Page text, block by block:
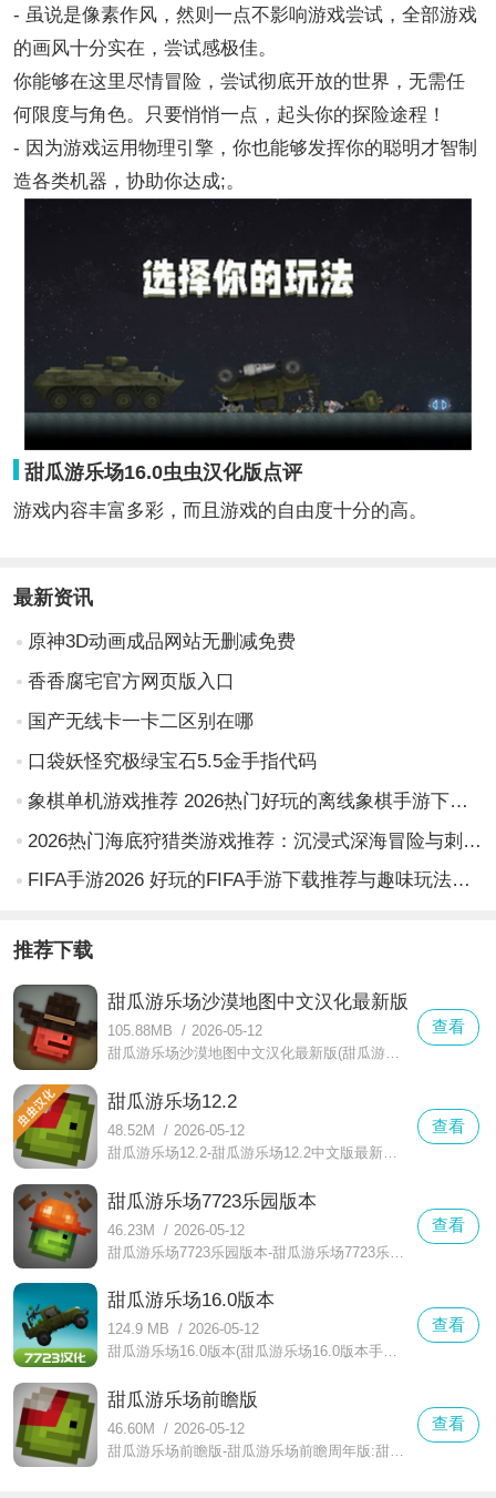
- 虽说是像素作风，然则一点不影响游戏尝试，全部游戏
的画风十分实在，尝试感极佳。
你能够在这里尽情冒险，尝试彻底开放的世界，无需任
何限度与角色。只要悄悄一点，起头你的探险途程！
- 因为游戏运用物理引擎，你也能够发挥你的聪明才智制
造各类机器，协助你达成;。
甜瓜游乐场16.0虫虫汉化版点评
游戏内容丰富多彩，而且游戏的自由度十分的高。
最新资讯
原神3D动画成品网站无删减免费
香香腐宅官方网页版入口
国产无线卡一卡二区别在哪
口袋妖怪究极绿宝石5.5金手指代码
象棋单机游戏推荐 2026热门好玩的离线象棋手游下载榜单
2026热门海底狩猎类游戏推荐：沉浸式深海冒险与刺激捕猎体验合集
FIFA手游2026 好玩的FIFA手游下载推荐与趣味玩法合集
推荐下载
甜瓜游乐场沙漠地图中文汉化最新版
105.88MB / 2026-05-12
甜瓜游乐场沙漠地图中文汉化最新版(甜瓜游乐场下载)在游戏中,您可以进行任意场景的切换,从沙漠到草地,从森林到城市,随心所欲的探索世界。游戏中除了探索,还可以进行资源的收集。玩家可以开采矿石和原木等资源,用于建造汽车、建筑和其他设施。此外,游戏中提供了丰富的物品和道具,下面有具体内容大家可以看看。
查看
甜瓜游乐场12.2
48.52M / 2026-05-12
甜瓜游乐场12.2-甜瓜游乐场12.2中文版最新版:一款玩法不错的像素沙盒世界冒险游戏。甜瓜游乐场12.2游戏中为你更新了一系列的道具和材料,修复了炸药错误和性能低,很多的模组云档是可以直接加入的,具体的内容如下所述！
查看
甜瓜游乐场7723乐园版本
46.23M / 2026-05-12
甜瓜游乐场7723乐园版本-甜瓜游乐场7723乐园最新版本:新增了三个内容,对于BUG也进行了修改修正,玩家将在没有任何规矩的沙盒世界中使用各种武器来制造工具,或者模拟其他有趣的场景,想要了解相关的内容持续关注吧！
查看
甜瓜游乐场16.0版本
124.9 MB / 2026-05-12
甜瓜游乐场16.0版本(甜瓜游乐场16.0版本手游下载):你怎么看?这是一款好玩的沙盒游戏,这款游戏目前更新了全新的内容和道具,甜瓜游乐场2.0而且自带模组,游戏互动强,大家可以升级武器进行战斗,经典的沙盒冒险给大家带来更多的闯关元素哦,小伙伴们快来一起看看吧。
查看
甜瓜游乐场前瞻版
46.60M / 2026-05-12
甜瓜游乐场前瞻版-甜瓜游乐场前瞻周年版:甜瓜游乐场12.0等你来挑战！掌握种类繁多的方法与技巧,提升对战玩法水平,在闯关探索中找到更多技巧方法和策略完成对抗冒险,经典像素画面场景刻画更加精美,下面跟随小编一起来看看相关的内容。
查看